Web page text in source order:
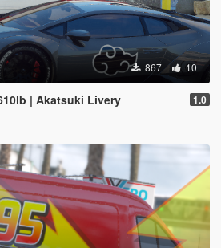
867 10
| Akatsuki Livery 1.0